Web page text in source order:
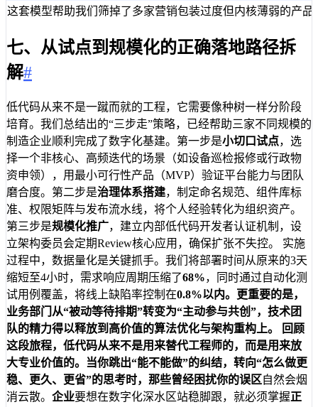
这套模型帮助我们筛掉了多家营销包装过度但内核薄弱的产
七、从试点到规模化的正确落地路径拆
解#
低代码从来不是一蹴而就的工程，它需要像种树一样分阶段
培育。我们总结出的“三步走”策略，已经帮助三家不同规模的
制造企业顺利完成了数字化基建。第一步是小切口试点，选
择一个非核心、高频迭代的场景（如设备巡检报修或行政物
资申领），用最小可行性产品（MVP）验证平台能力与团队
磨合度。第二步是治理体系搭建，制定命名规范、组件库标
准、权限矩阵与发布流水线，将个人经验转化为组织资产。
第三步是规模化推广，建立内部低代码开发者认证机制，设
立架构委员会定期Review核心应用，确保扩张不失控。 实施
过程中，数据量化是关键抓手。我们将部署时间从原来的3天
缩短至4小时，需求响应周期压缩了68%，同时通过自动化测
试用例覆盖，将线上缺陷率控制在0.8%以内。更重要的是，
业务部门从“被动等待排期”转变为“主动参与共创”，技术团
队的精力得以释放到高价值的算法优化与架构重构上。 回顾
这段旅程，低代码从来不是用来替代工程师的，而是用来放
大专业价值的。当你跳出“能不能做”的纠结，转向“怎么做更
稳、更久、更省”的思考时，那些曾经困扰你的误区自然会烟
消云散。 企业要想在数字化深水区站稳脚跟，就必须掌握正